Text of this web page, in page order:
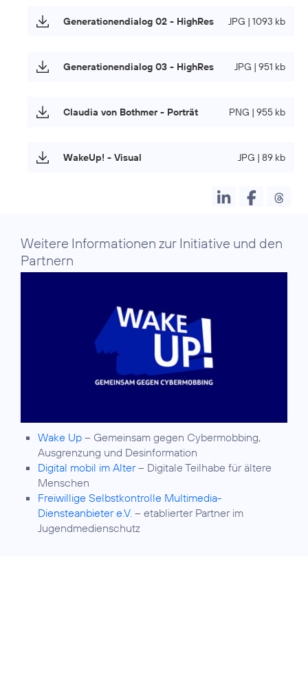
Generationendialog 02 - HighRes JPG | 1093 kb
Generationendialog 03 - HighRes JPG | 951 kb
Claudia von Bothmer - Porträt PNG | 955 kb
WakeUp! - Visual JPG | 89 kb
Weitere Informationen zur Initiative und den
Partnern
Wake Up – Gemeinsam gegen Cybermobbing,
Ausgrenzung und Desinformation
Digital mobil im Alter– Digitale Teilhabe für ältere
Menschen
Freiwillige Selbstkontrolle Multimedia-
Diensteanbieter e.V. – etablierter Partner im
Jugendmedienschutz